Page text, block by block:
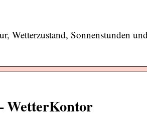
Wetterzustand, Sonnenstunden
WetterKontor